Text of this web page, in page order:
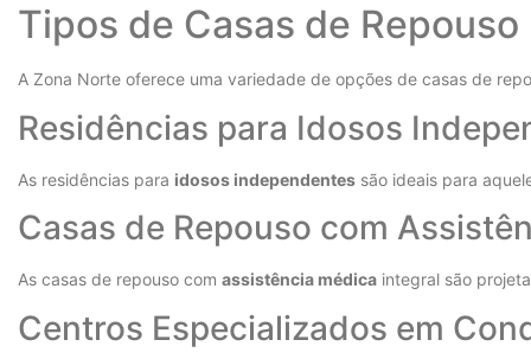
Tipos de Casas de
A Zona Norte oferece uma variedade de opções de casas de
Residências para Idosos
As residências para idosos independentes são ideais para
Casas de Repouso com
As casas de repouso com assistência médica integral são
Centros Especializados em